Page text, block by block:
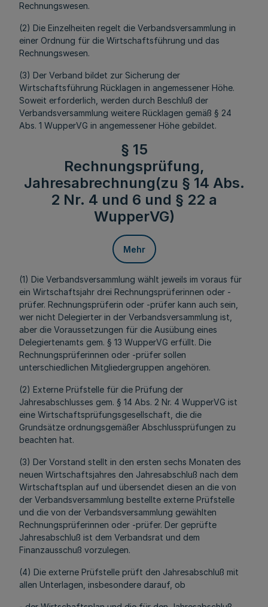
Rechnungswesen.
(2) Die Einzelheiten regelt die Verbandsversammlung in
einer Ordnung für die Wirtschaftsführung und das
Rechnungswesen.
(3) Der Verband bildet zur Sicherung der
Wirtschaftsführung Rücklagen in angemessener Höhe.
Soweit erforderlich, werden durch Beschluß der
Verbandsversammlung weitere Rücklagen gemäß § 24
Abs. 1 WupperVG in angemessener Höhe gebildet.
§ 15
Rechnungsprüfung,
Jahresabrechnung(zu § 14 Abs.
2 Nr. 4 und 6 und § 22 a
WupperVG)
Mehr
(1) Die Verbandsversammlung wählt jeweils im voraus für
ein Wirtschaftsjahr drei Rechnungsprüferinnen oder -
prüfer. Rechnungsprüferin oder -prüfer kann auch sein,
wer nicht Delegierter in der Verbandsversammlung ist,
aber die Voraussetzungen für die Ausübung eines
Delegiertenamts gem. § 13 WupperVG erfüllt. Die
Rechnungsprüferinnen oder -prüfer sollen
unterschiedlichen Mitgliedergruppen angehören.
(2) Externe Prüfstelle für die Prüfung der
Jahresabschlusses gem. § 14 Abs. 2 Nr. 4 WupperVG ist
eine Wirtschaftsprüfungsgesellschaft, die die
Grundsätze ordnungsgemäßer Abschlussprüfungen zu
beachten hat.
(3) Der Vorstand stellt in den ersten sechs Monaten des
neuen Wirtschaftsjahres den Jahresabschluß nach dem
Wirtschaftsplan auf und übersendet diesen an die von
der Verbandsversammlung bestellte externe Prüfstelle
und die von der Verbandsversammlung gewählten
Rechnungsprüferinnen oder -prüfer. Der geprüfte
Jahresabschluß ist dem Verbandsrat und dem
Finanzausschuß vorzulegen.
(4) Die externe Prüfstelle prüft den Jahresabschluß mit
allen Unterlagen, insbesondere darauf, ob